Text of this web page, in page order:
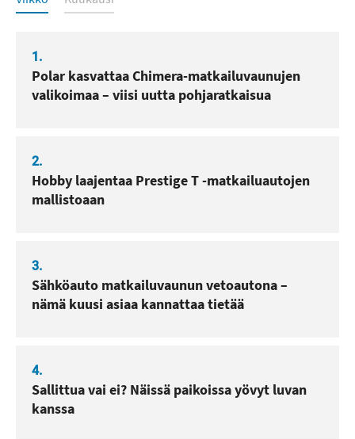
1.
Polar kasvattaa Chimera-matkailuvaunujen
valikoimaa – viisi uutta pohjaratkaisua
2.
Hobby laajentaa Prestige T -matkailuautojen
mallistoaan
3.
Sähköauto matkailuvaunun vetoautona –
nämä kuusi asiaa kannattaa tietää
4.
Sallittua vai ei? Näissä paikoissa yövyt luvan
kanssa